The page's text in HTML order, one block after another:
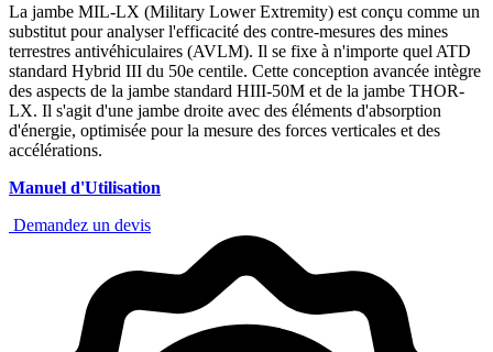
La jambe MIL-LX (Military Lower Extremity) est conçu comme un
substitut pour analyser l'efficacité des contre-mesures des mines
terrestres antivéhiculaires (AVLM). Il se fixe à n'importe quel ATD
standard Hybrid III du 50e centile. Cette conception avancée intègre
des aspects de la jambe standard HIII-50M et de la jambe THOR-
LX. Il s'agit d'une jambe droite avec des éléments d'absorption
d'énergie, optimisée pour la mesure des forces verticales et des
accélérations.
Manuel d'Utilisation
Demandez un devis